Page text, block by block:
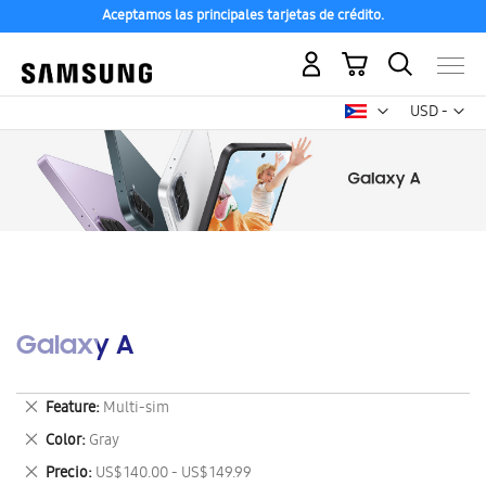
Aceptamos las principales tarjetas de crédito.
USD -
dólar
Mi carrito
Galaxy A
Feature Multi-sim
Eliminar
este
artículo
Color Gray
Eliminar
este
Precio US$ 140.00 - US$ 149.99
Eliminar